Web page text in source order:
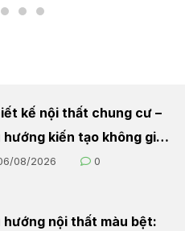
kế nội thất chung cư –
hướng kiến tạo không gian
hiện đại
08/2026 0
hướng nội thất màu bệt: